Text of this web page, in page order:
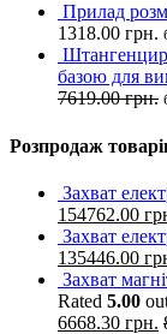
Прилад
1318.00 грн.
базою для
7619.00грн.
Розпродаж
Захват
154762.00
Захват
135446.00
Захват
Rated 5.00
6668.30 грн.